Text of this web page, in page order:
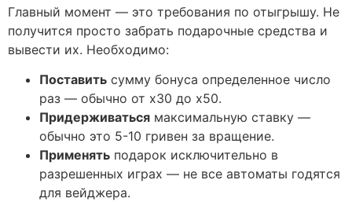
Главный момент — это требования по отыгрышу. Не
получится просто забрать подарочные средства и
вывести их. Необходимо:
Поставить сумму бонуса определенное число
раз — обычно от х30 до х50.
Придерживаться максимальную ставку —
обычно это 5-10 гривен за вращение.
Применять подарок исключительно в
разрешенных играх — не все автоматы годятся
для вейджера.